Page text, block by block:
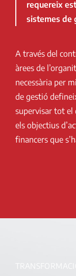
requereix
sistemes de
A través del
àrees de
necessària per
de gestió
supervisar tot el
els objectius
financers que